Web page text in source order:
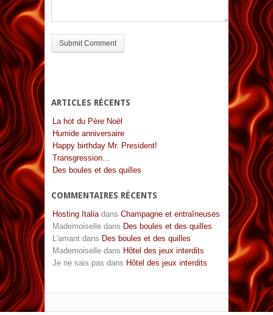
ARTICLES RÉCENTS
La hot du Père Noël
Humide anniversaire
Happy birthday Mr. President!
Transgression…
Des boules et des quilles
COMMENTAIRES RÉCENTS
Hosting Italiadans Champagne et entraîneuses
Mademoiselle dans Des boules et des quilles
L'amant dans Des boules et des quilles
Mademoiselle dans Hôtel des jeux interdits
Je ne sais pas dans Hôtel des jeux interdits